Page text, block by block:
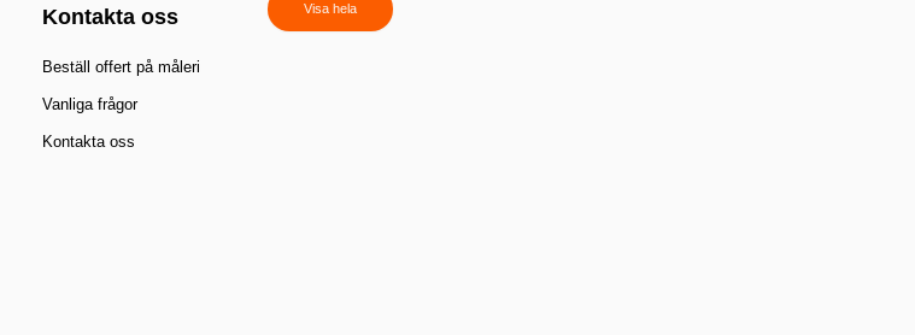
Kontakta oss
Beställ offert på måleri
Vanliga frågor
Kontakta oss
Tapetsering
Visa hela